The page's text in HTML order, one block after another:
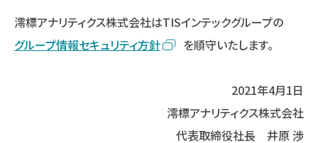
澪標アナリティクス株式会社はTISインテックグループの
グループ情報セキュリティ方針
を順守いたします。
2021年4月1日
澪標アナリティクス株式会社
代表取締役社長 井原 渉